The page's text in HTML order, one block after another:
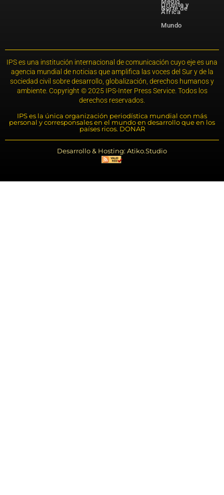
Oriente y
Norte de
África
Mundo
IPS es una institución internacional de comunicación cuyo eje es una
agencia mundial de noticias que amplifica las voces del Sur y de la
sociedad civil sobre desarrollo, globalización, derechos humanos y
ambiente. Copyright © 2025 IPS-Inter Press Service. Todos los
derechos reservados.
IPS es la única organización periodística mundial con más
personal y corresponsales en el mundo en desarrollo que en los
países ricos. DONAR
Desarrollo & Hosting: Atiko.Studio